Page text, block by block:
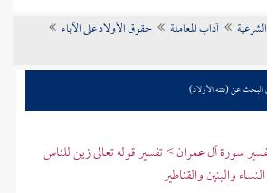
آداب المعاملة
حقوق الأولاد على الآباء
البحث عن (فتنة الأولاد)
سورة آل عمران > تفسير قوله تعالى زين للناس
والبنين والقناطير